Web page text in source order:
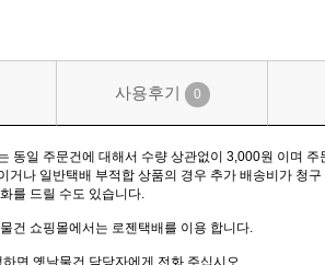
사용후기 0
동일 주문건에 대해서 수량 상관없이 3,000원 이며
거나 일반택배 부적합 상품의 경우 추가 배송비가 청
를 드릴 수도 있습니다.
건 쇼핑몰에서는 로젠택배를 이용 합니다.
면 옛날물건 담당자에게 전화 주십시오.